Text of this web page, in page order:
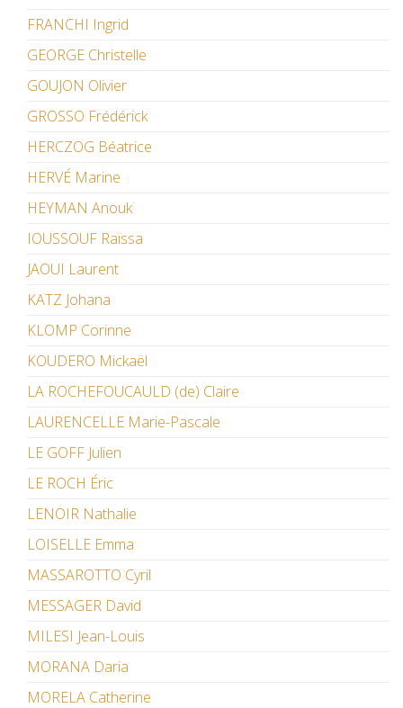
FRANCHI Ingrid
GEORGE Christelle
GOUJON Olivier
GROSSO Frédérick
HERCZOG Béatrice
HERVÉ Marine
HEYMAN Anouk
IOUSSOUF Raïssa
JAOUI Laurent
KATZ Johana
KLOMP Corinne
KOUDERO Mickaël
LA ROCHEFOUCAULD (de) Claire
LAURENCELLE Marie-Pascale
LE GOFF Julien
LE ROCH Éric
LENOIR Nathalie
LOISELLE Emma
MASSAROTTO Cyril
MESSAGER David
MILESI Jean-Louis
MORANA Daria
MORELA Catherine